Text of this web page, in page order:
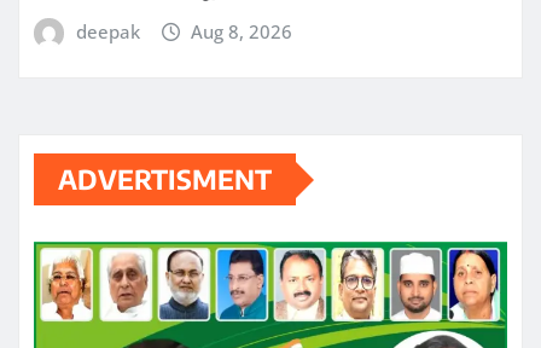
deepak Aug 8, 2026
ADVERTISMENT